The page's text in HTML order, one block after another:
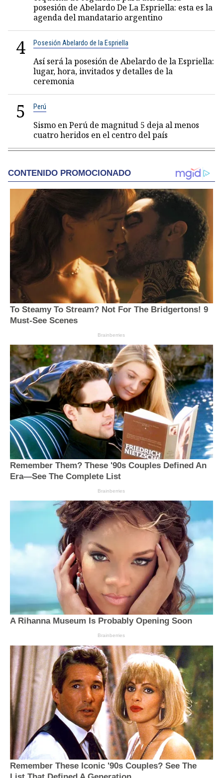
posesión de Abelardo De La Espriella: esta es la
agenda del mandatario argentino
4 Posesión Abelardo de la Espriella
Así será la posesión de Abelardo de la Espriella:
lugar, hora, invitados y detalles de la
ceremonia
5 Perú
Sismo en Perú de magnitud 5 deja al menos
cuatro heridos en el centro del país